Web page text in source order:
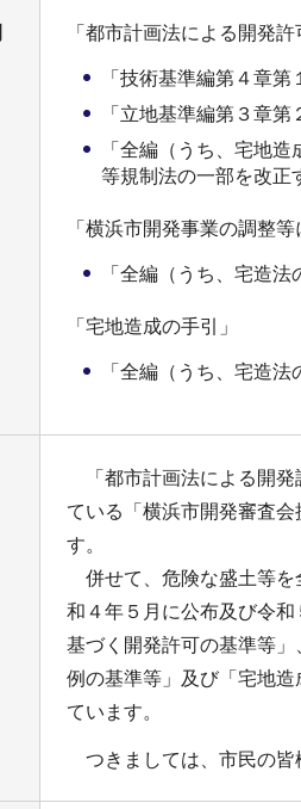
「都市計画法による開発許
「技術基準編第４章
「立地基準編第３章
「全編（うち、宅地
等規制法の一部を改正
「横浜市開発事業の調整
「全編（うち、宅造
「宅地造成の手引」
「全編（うち、宅造
「都市計画法による開発
ている「横浜市開発審査
す。
併せて、危険な盛土等を
和４年５月に公布及び令
基づく開発許可の基準等
例の基準等」及び「宅地
ています。
つきましては、市民の皆